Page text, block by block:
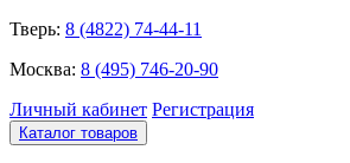
Тверь: 8 (4822) 74-44-11
Москва: 8 (495) 746-20-90
Личный кабинет Регистрация
Каталог товаров